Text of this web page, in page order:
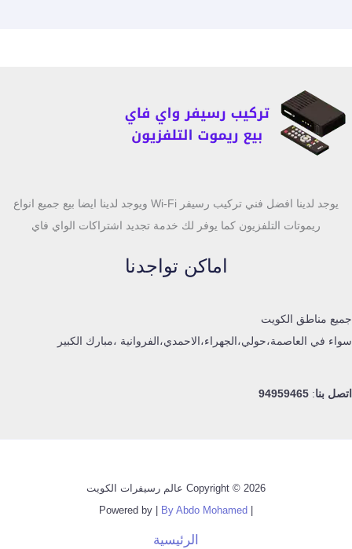
يوجد لدينا افضل فني تركيب رسيفر Wi-Fi ويوجد لدينا ايضا بيع جميع انواع
ريموتات التلفزيون كما يوفر لك خدمة تجديد اشتراكات الواي فاي
اماكن تواجدنا
جميع مناطق الكويت
سواء في العاصمة،حولي،الجهراء،الاحمدي،الفروانية ،مبارك الكبير
اتصل بنا:
94959465
Copyright © 2026 عالم رسيفرات الكويت
By Abdo Mohamed
الرئيسية